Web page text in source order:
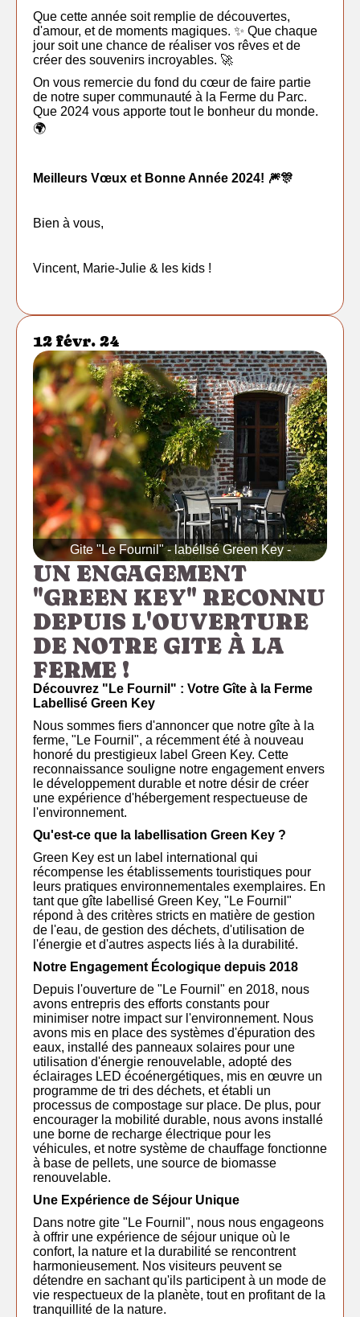
Que cette année soit remplie de découvertes,
d'amour, et de moments magiques. ✨ Que chaque
jour soit une chance de réaliser vos rêves et de
créer des souvenirs incroyables. 🚀
On vous remercie du fond du cœur de faire partie
de notre super communauté à la Ferme du Parc.
Que 2024 vous apporte tout le bonheur du monde.
🌍
Meilleurs Vœux et Bonne Année 2024! 🎆🎊
Bien à vous,
Vincent, Marie-Julie & les kids !
12 févr. 24
Gite "Le Fournil" - labéllsé Green Key -
UN ENGAGEMENT
"GREEN KEY" RECONNU
DEPUIS L'OUVERTURE
DE NOTRE GITE À LA
FERME !
Découvrez "Le Fournil" : Votre Gîte à la Ferme
Labellisé Green Key
Nous sommes fiers d'annoncer que notre gîte à la
ferme, "Le Fournil", a récemment été à nouveau
honoré du prestigieux label Green Key. Cette
reconnaissance souligne notre engagement envers
le développement durable et notre désir de créer
une expérience d'hébergement respectueuse de
l'environnement.
Qu'est-ce que la labellisation Green Key ?
Green Key est un label international qui
récompense les établissements touristiques pour
leurs pratiques environnementales exemplaires. En
tant que gîte labellisé Green Key, "Le Fournil"
répond à des critères stricts en matière de gestion
de l'eau, de gestion des déchets, d'utilisation de
l'énergie et d'autres aspects liés à la durabilité.
Notre Engagement Écologique depuis 2018
Depuis l'ouverture de "Le Fournil" en 2018, nous
avons entrepris des efforts constants pour
minimiser notre impact sur l'environnement. Nous
avons mis en place des systèmes d'épuration des
eaux, installé des panneaux solaires pour une
utilisation d'énergie renouvelable, adopté des
éclairages LED écoénergétiques, mis en œuvre un
programme de tri des déchets, et établi un
processus de compostage sur place. De plus, pour
encourager la mobilité durable, nous avons installé
une borne de recharge électrique pour les
véhicules, et notre système de chauffage fonctionne
à base de pellets, une source de biomasse
renouvelable.
Une Expérience de Séjour Unique
Dans notre gite "Le Fournil", nous nous engageons
à offrir une expérience de séjour unique où le
confort, la nature et la durabilité se rencontrent
harmonieusement. Nos visiteurs peuvent se
détendre en sachant qu'ils participent à un mode de
vie respectueux de la planète, tout en profitant de la
tranquillité de la nature.